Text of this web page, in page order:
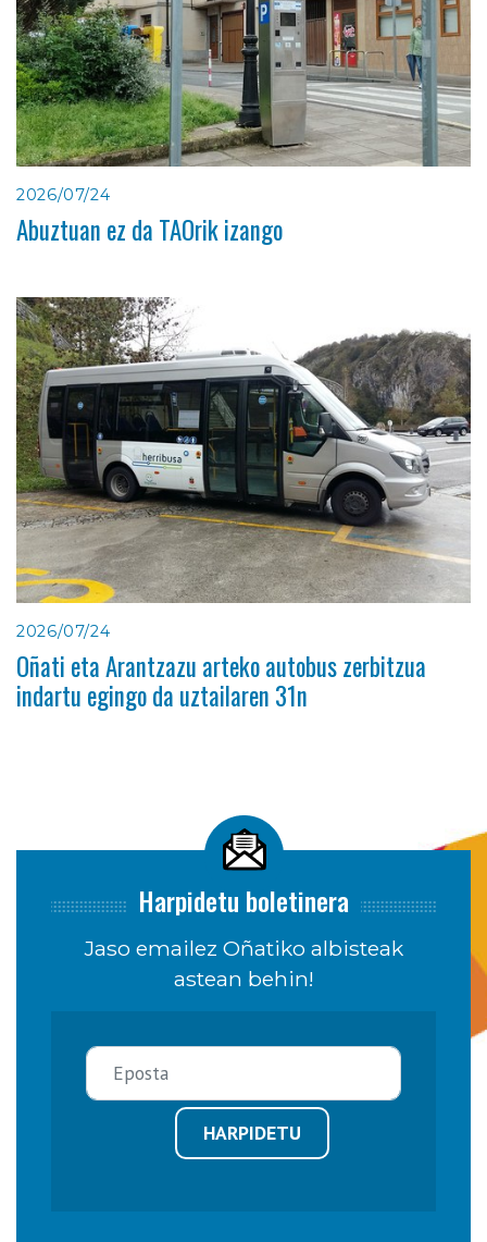
2026/07/24
Abuztuan ez da TAOrik izango
2026/07/24
Oñati eta Arantzazu arteko autobus zerbitzua
indartu egingo da uztailaren 31n
Harpidetu boletinera
Jaso emailez Oñatiko albisteak
astean behin!
HARPIDETU